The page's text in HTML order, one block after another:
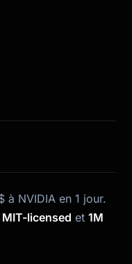
NVIDIA en 1 jour.
licensed et 1M